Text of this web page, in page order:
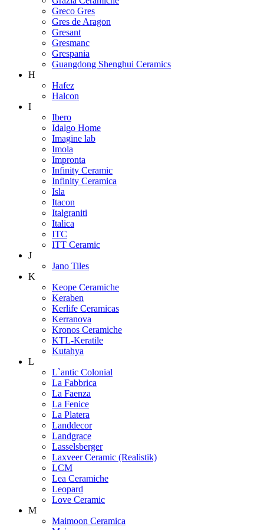
Greco Gres
Gres de Aragon
Gresant
Gresmanc
Grespania
Guangdong Shenghui Ceramics
H
Hafez
Halcon
I
Ibero
Idalgo Home
Imagine lab
Imola
Impronta
Infinity Ceramic
Infinity Ceramica
Isla
Itacon
Italgraniti
Italica
ITC
ITT Ceramic
J
Jano Tiles
K
Keope Ceramiche
Keraben
Kerlife Ceramicas
Kerranova
Kronos Ceramiche
KTL-Keratile
Kutahya
L
L`antic Colonial
La Fabbrica
La Faenza
La Fenice
La Platera
Landdecor
Landgrace
Lasselsberger
Laxveer Ceramic (Realistik)
LCM
Lea Ceramiche
Leopard
Love Ceramic
M
Maimoon Ceramica